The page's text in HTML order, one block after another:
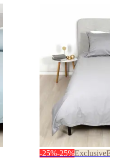
-25%-25%Exclusive